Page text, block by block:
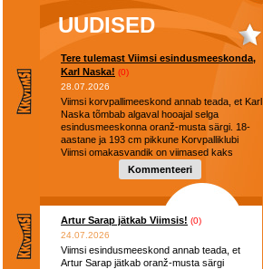
UUDISED
Tere tulemast Viimsi esindusmeeskonda,
Karl Naska! (0)
28.07.2026
Viimsi korvpallimeeskond annab teada, et Karl
Naska tõmbab algaval hooajal selga
esindusmeeskonna oranž-musta särgi. 18-
aastane ja 193 cm pikkune Korvpalliklubi
Viimsi omakasvandik on viimased kaks
Kommenteeri
Artur Sarap jätkab Viimsis! (0)
24.07.2026
Viimsi esindusmeeskond annab teada, et
Artur Sarap jätkab oranž-musta särgi